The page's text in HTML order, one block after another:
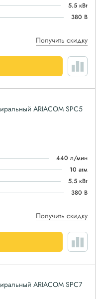
5.5 кВт
380 В
Получить скидку
ARIACOM SPC5
440 л/мин
10 атм
5.5 кВт
380 В
Получить скидку
ARIACOM SPC7